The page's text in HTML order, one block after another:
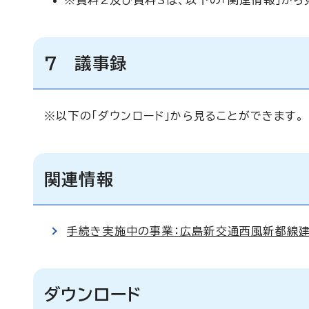
7 議事録
※以下の「ダウンロード」から見ることができます。
関連情報
手続き実施中の事業：広島新交通西風新都線
ダウンロード